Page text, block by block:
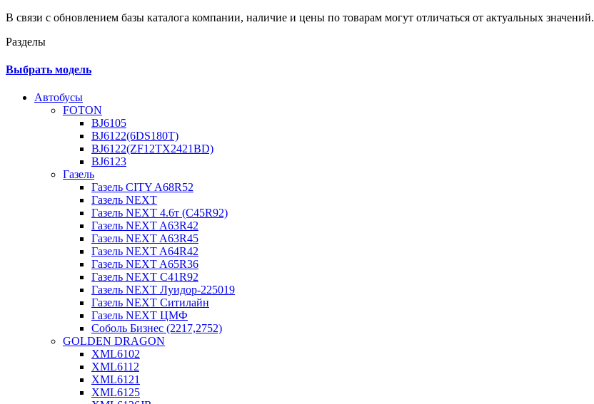
В связи с обновлением базы каталога компании, наличие и цены по товарам могут отличаться от актуальных значений.
Разделы
Выбрать модель
Автобусы
FOTON
BJ6105
BJ6122(6DS180T)
BJ6122(ZF12TX2421BD)
BJ6123
Газель
Газель CITY A68R52
Газель NEXT
Газель NEXT 4.6т (C45R92)
Газель NEXT A63R42
Газель NEXT A63R45
Газель NEXT A64R42
Газель NEXT A65R36
Газель NEXT C41R92
Газель NEXT Луидор-225019
Газель NEXT Ситилайн
Газель NEXT ЦМФ
Соболь Бизнес (2217,2752)
GOLDEN DRAGON
XML6102
XML6112
XML6121
XML6125